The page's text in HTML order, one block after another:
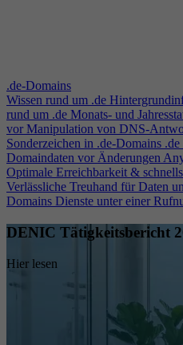
.de-Domains
Wissen rund um .de
rund um .de Monats- und
vor Manipulation von DNS-
Sonderzeichen in .de-Domains
Domaindaten vor Änderungen
Optimale Erreichbarkeit &
Verlässliche Treuhand für Daten
Domains Dienste unter einer
DENIC Tätigkeitsbericht
Hier lesen